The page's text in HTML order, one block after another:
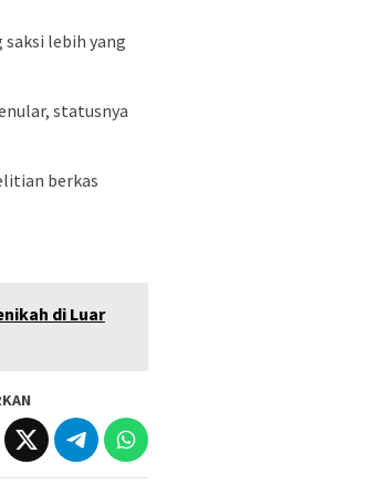
saksi lebih yang
statusnya
berkas
di Luar